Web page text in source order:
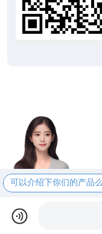
可以介绍下你们的产品